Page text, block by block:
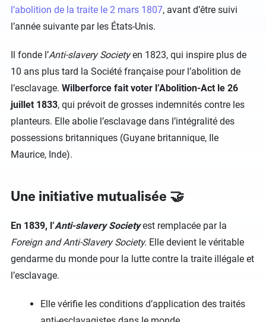
l’abolition de la traite le 2 mars 1807, avant d’être suivi
l’année suivante par les États-Unis.
Il fonde l’Anti-slavery Societyen 1823, qui inspire plus de
10 ans plus tard la Société française pour l’abolition de
l’esclavage. Wilberforce fait voter l’Abolition-Act le 26
juillet 1833, qui prévoit de grosses indemnités contre les
planteurs. Elle abolie l’esclavage dans l’intégralité des
possessions britanniques (Guyane britannique, Ile
Maurice, Inde).
Une initiative mutualisée 🤝
En 1839, l’Anti-slavery Society est remplacée par la
Foreign and Anti-Slavery Society. Elle devient le véritable
gendarme du monde pour la lutte contre la traite illégale et
l’esclavage.
Elle vérifie les conditions d’application des traités